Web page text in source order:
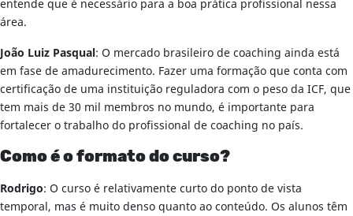
entende que é necessário para a boa prática profissional nessa
área.
João Luiz Pasqual: O mercado brasileiro de coaching ainda está
em fase de amadurecimento. Fazer uma formação que conta com
certificação de uma instituição reguladora com o peso da ICF, que
tem mais de 30 mil membros no mundo, é importante para
fortalecer o trabalho do profissional de coaching no país.
Como é o formato do curso?
Rodrigo: O curso é relativamente curto do ponto de vista
temporal, mas é muito denso quanto ao conteúdo. Os alunos têm